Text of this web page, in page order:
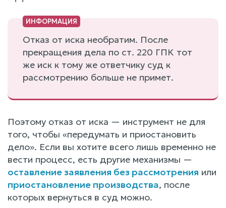
Отказ от иска необратим. После
прекращения дела по ст. 220 ГПК тот
же иск к тому же ответчику суд к
рассмотрению больше не примет.
Поэтому отказ от иска — инструмент не для
того, чтобы «передумать и приостановить
дело». Если вы хотите всего лишь временно не
вести процесс, есть другие механизмы —
оставление заявления без рассмотрения или
приостановление производства, после
которых вернуться в суд можно.